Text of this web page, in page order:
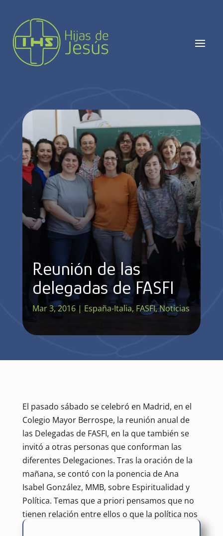
Reunión de las
delegadas de FASFI
Mar 3, 2016| España-Italia, FASFI,Noticias
El pasado sábado se celebró en Madrid, en el
Colegio Mayor Berrospe, la reunión anual de
las Delegadas de FASFI, en la que también se
invitó a otras personas que conforman las
diferentes Delegaciones. Tras la oración de la
mañana, se contó con la ponencia de Ana
Isabel González, MMB, sobre Espiritualidad y
Política. Temas que a priori pensamos que no
tienen relación entre ellos o que la política nos